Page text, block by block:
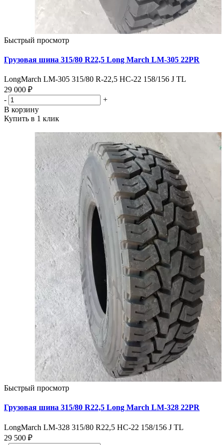
Быстрый просмотр
Грузовая шина 315/80 R22,5 Long March LM-305 22PR
LongMarch LM-305 315/80 R-22,5 HC-22 158/156 J TL
29 000 ₽
-
+
В корзину
Купить в 1 клик
Быстрый просмотр
Грузовая шина 315/80 R22,5 Long March LM-328 22PR
LongMarch LM-328 315/80 R22,5 НС-22 158/156 J TL
29 500 ₽